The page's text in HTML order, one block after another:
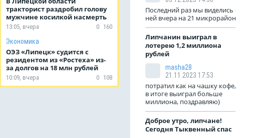
тракторист раздробил голову
мужчине косилкой насмерть
13:05, вчера 0 160
Экономика
ОЭЗ «Липецк» судится с
резидентом из «Ростеха» из-
за долгов на 18 млн рублей
10:09, вчера 0 108
Последний раз мы виделись с
ней вчера на 21 микрорайоне
Липчанин выиграл в
лотерею 1,2 миллиона
рублей
masha28
21.11.2023 17:53
потратил как на чашку кофе, а
в итоге выиграл больше
миллиона, поздравляю)
Доброе утро, липчане!
Сегодня Тыквенный спас